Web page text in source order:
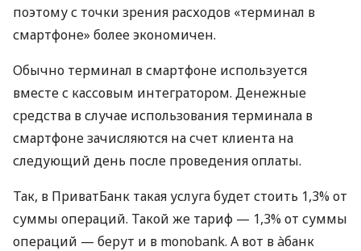
поэтому с точки зрения расходов «терминал в
смартфоне» более экономичен.
Обычно терминал в смартфоне используется
вместе с кассовым интегратором. Денежные
средства в случае использования терминала в
смартфоне зачисляются на счет клиента на
следующий день после проведения оплаты.
Так, в ПриватБанк такая услуга будет стоить 1,3% от
суммы операций. Такой же тариф — 1,3% от суммы
операций — берут и в monobank. А вот в àбанк